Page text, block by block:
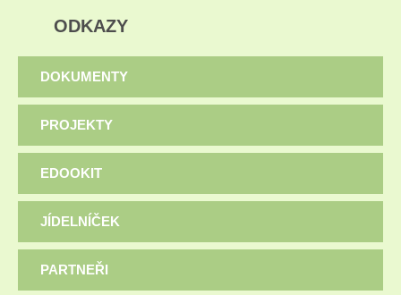
ODKAZY
DOKUMENTY
PROJEKTY
EDOOKIT
JÍDELNÍČEK
PARTNEŘI